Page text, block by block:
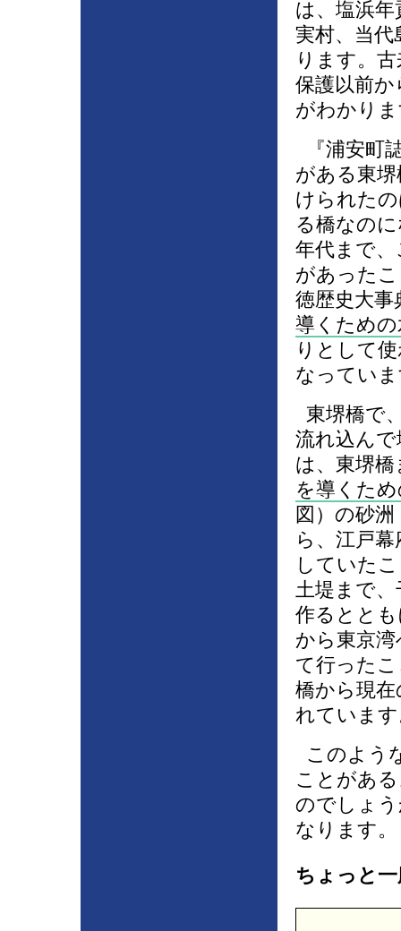
は、塩浜
実村、当
ります。
保護以前
がわかり
『浦安町
がある東
けられた
る橋なの
年代まで
があった
徳歴史大
導くための
りとして
なってい
東堺橋で
流れ込ん
は、東堺
を導くた
図）の砂
ら、江戸
していた
土堤まで
作るとと
から東京
て行った
橋から現
れていま
このよう
ことがあ
のでしょ
なります。
ちょっと